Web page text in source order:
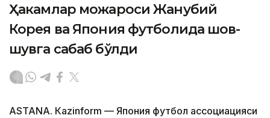
Ҳакамлар можароси Жанубий
Корея ва Япония футболида шов-
шувга сабаб бўлди
ASTANА. Кazinform — Япония футбол ассоциацияси